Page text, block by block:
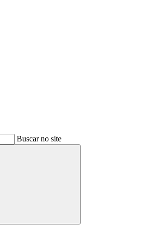
Buscar no site
Buscar